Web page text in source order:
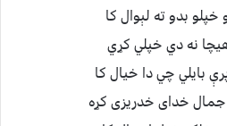
بدو ته لېوال كا
نه دي خپلي كړي
بايلي چي دا خيال كا
جمال خداى خدريزى كړه